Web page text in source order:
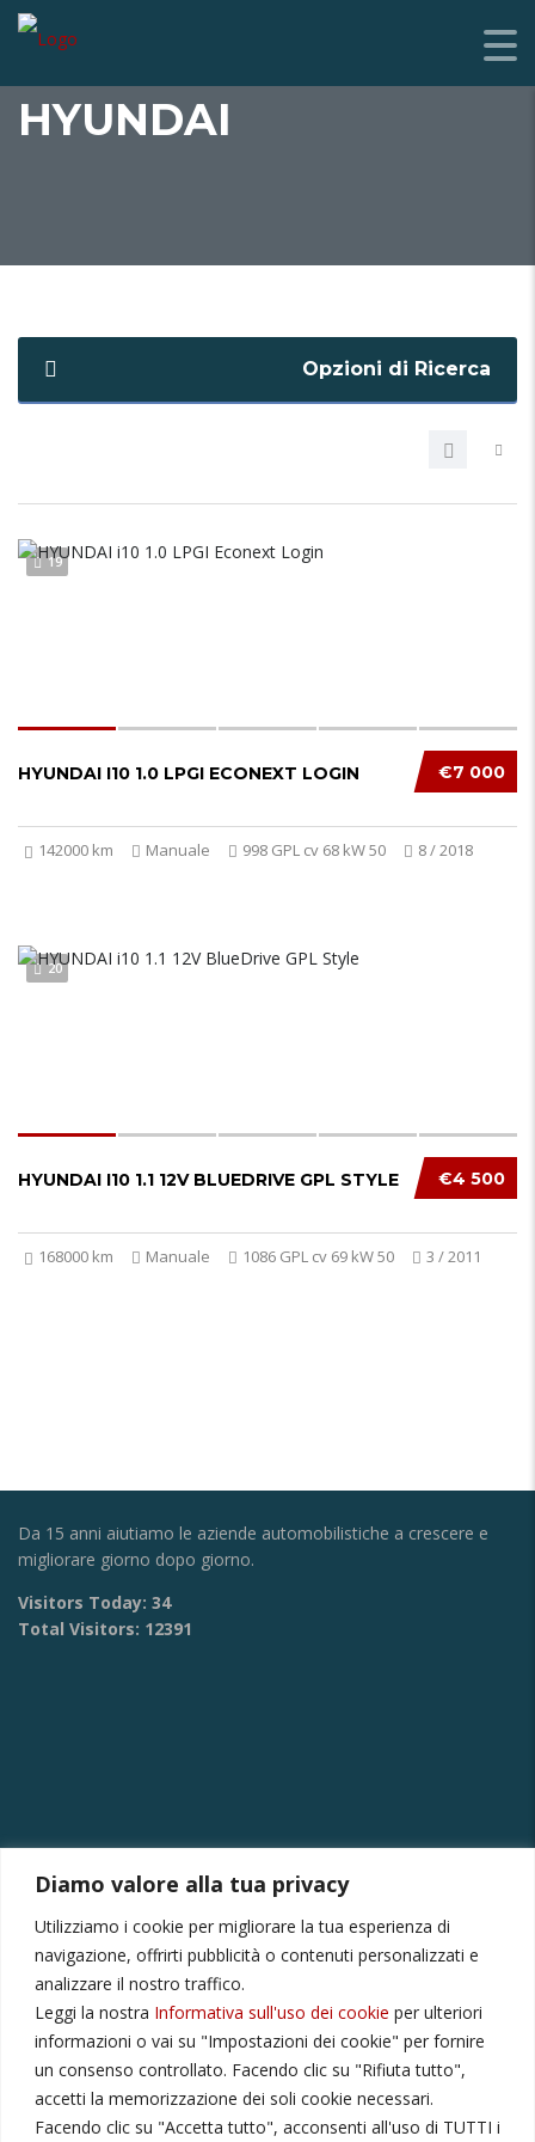
Diamo valore alla tua privacy
Utilizziamo i cookie per migliorare la tua esperienza di
navigazione, offrirti pubblicità o contenuti personalizzati e
analizzare il nostro traffico.
Leggi la nostra Informativa sull'uso dei cookie per ulteriori
informazioni o vai su "Impostazioni dei cookie" per fornire
un consenso controllato. Facendo clic su "Rifiuta tutto",
accetti la memorizzazione dei soli cookie necessari.
Facendo clic su "Accetta tutto", acconsenti all'uso di TUTTI i
HYUNDAI
Opzioni di Ricerca
19
€7 000
HYUNDAI I10 1.0 LPGI ECONEXT LOGIN
142000 km Manuale 998 GPL cv 68 kW 50 8 / 2018
20
€4 500
HYUNDAI I10 1.1 12V BLUEDRIVE GPL STYLE
168000 km Manuale 1086 GPL cv 69 kW 50 3 / 2011
Da 15 anni aiutiamo le aziende automobilistiche a crescere e
migliorare giorno dopo giorno.
Visitors Today: 34
Total Visitors: 12391
Via Provinciale Montagna Spaccata 228/H Napoli
Raffaele +39 3282694809
r.colamussi@gmail.com
Dal lunedì al venerdì 9:00 13:30 16:00 19:00
Il sabato 9:00 13:30